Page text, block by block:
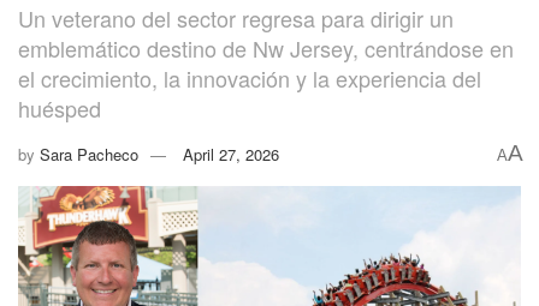
Un veterano del sector regresa para dirigir un
emblemático destino de Nw Jersey, centrándose en
el crecimiento, la innovación y la experiencia del
huésped
by Sara Pacheco April 27, 2026 AA